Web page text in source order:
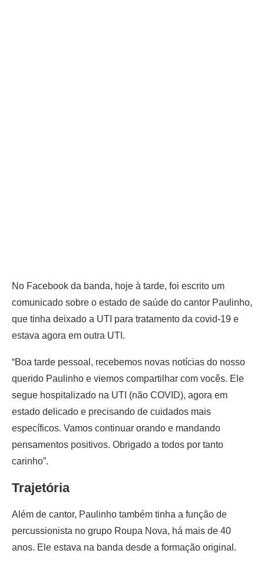
No Facebook da banda, hoje à tarde, foi escrito um
comunicado sobre o estado de saúde do cantor Paulinho,
que tinha deixado a UTI para tratamento da covid-19 e
estava agora em outra UTI.
“Boa tarde pessoal, recebemos novas notícias do nosso
querido Paulinho e viemos compartilhar com vocês. Ele
segue hospitalizado na UTI (não COVID), agora em
estado delicado e precisando de cuidados mais
específicos. Vamos continuar orando e mandando
pensamentos positivos. Obrigado a todos por tanto
carinho”.
Trajetória
Além de cantor, Paulinho também tinha a função de
percussionista no grupo Roupa Nova, há mais de 40
anos. Ele estava na banda desde a formação original.